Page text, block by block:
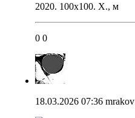
2020. 100х100. Х., м
0 0
18.03.2026 07:36 mrakov